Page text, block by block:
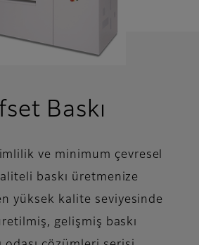
Baskı
ve minimum çevresel
baskı üretmenize
yüksek kalite seviyesinde
gelişmiş baskı